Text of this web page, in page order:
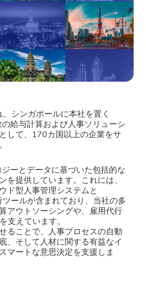
シンガポールに本社を置く
給与計算および人事ソリューシ
して、170カ国以上の企業をサ
ーとデータに基づいた包括的な
を提供しています。これには、
ド型人事管理システムと
ツールが含まれており、当社の多
アウトソーシングや、雇用代行
支えています。
ることで、人事プロセスの自動
、そして人材に関する有益なイ
マートな意思決定を支援しま